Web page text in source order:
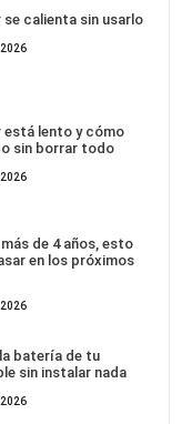
se calienta sin usarlo
está lento y cómo
sin borrar todo
de 4 años, esto
en los próximos
batería de tu
sin instalar nada